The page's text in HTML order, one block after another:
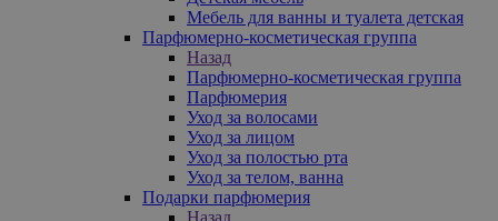
Мебель для ванны и туалета детская
Парфюмерно-косметическая группа
Назад
Парфюмерно-косметическая группа
Парфюмерия
Уход за волосами
Уход за лицом
Уход за полостью рта
Уход за телом, ванна
Подарки парфюмерия
Назад